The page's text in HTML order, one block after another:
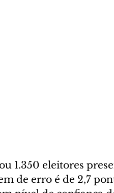
1.350 eleitores
de erro é de 2,7